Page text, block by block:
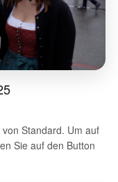
Standard. Um auf
Sie auf den Button